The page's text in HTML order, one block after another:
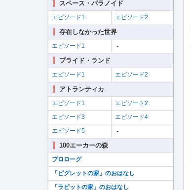
スペース・パラノイド
エピソード1 エピソード2
存在しなかった世界
エピソード1 -
プライド・ランド
エピソード1 エピソード2
アトランティカ
エピソード1
エピソード2
エピソード3
エピソード4
エピソード5
-
100エーカーの森
プロローグ
「ピグレットの家」のおはなし
「ラビットの家」のおはなし